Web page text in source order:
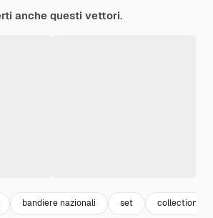
anche questi vettori.
bandiere nazionali set collection